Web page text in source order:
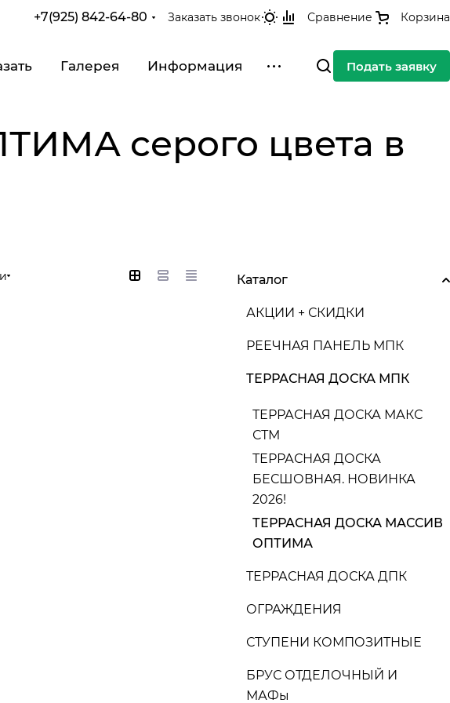
+7(925) 842-64-80 Заказать звонок Сравнение Корзина
Галерея Информация Подать заявку
серого цвета в
Каталог
АКЦИИ + СКИДКИ
РЕЕЧНАЯ ПАНЕЛЬ МПК
ТЕРРАСНАЯ ДОСКА МПК
ТЕРРАСНАЯ ДОСКА МАКС
СТМ
ТЕРРАСНАЯ ДОСКА
БЕСШОВНАЯ. НОВИНКА
2026!
ТЕРРАСНАЯ ДОСКА МАССИВ
ОПТИМА
ТЕРРАСНАЯ ДОСКА ДПК
ОГРАЖДЕНИЯ
СТУПЕНИ КОМПОЗИТНЫЕ
БРУС ОТДЕЛОЧНЫЙ И
МАФы